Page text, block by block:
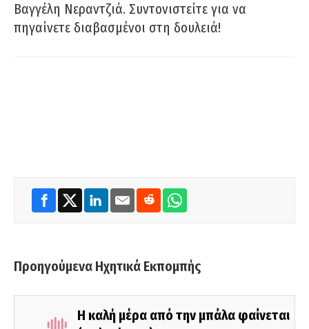
Βαγγέλη Νεραντζιά. Συντονιστείτε για να
πηγαίνετε διαβασμένοι στη δουλειά!
Προηγούμενα Ηχητικά Εκπομπής
Η καλή μέρα από την μπάλα φαίνεται